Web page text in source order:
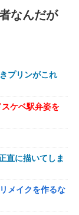
なんだが
プリンがこれ
ケベ駅弁姿を
直に描いてしま
メイクを作るな